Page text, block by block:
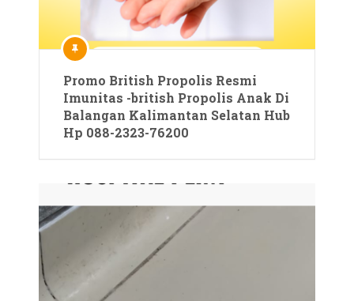
Promo British Propolis Resmi
Imunitas -british Propolis Anak Di
Balangan Kalimantan Selatan Hub
Hp 088-2323-76200